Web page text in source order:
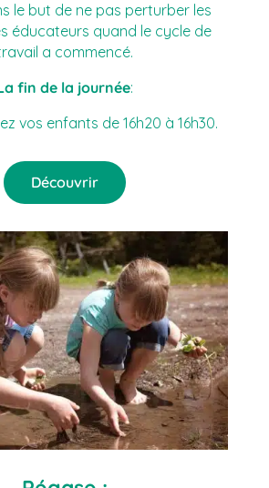
le but de ne pas perturber les
éducateurs quand le cycle de
a commencé.
fin de la journée:
vos enfants de 16h20 à 16h30.
Découvrir